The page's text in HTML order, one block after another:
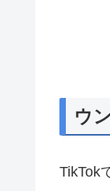
ウ
TikTok